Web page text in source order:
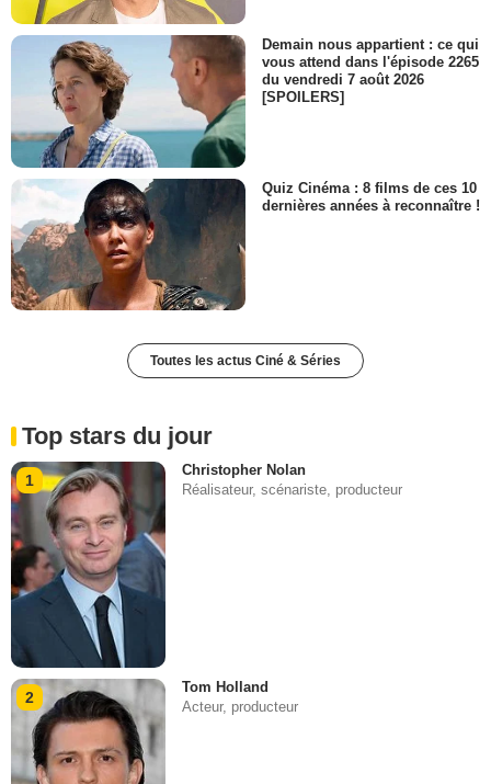
Demain nous appartient : ce qui
vous attend dans l'épisode 2265
du vendredi 7 août 2026
[SPOILERS]
Quiz Cinéma : 8 films de ces 10
dernières années à reconnaître !
Toutes les actus Ciné & Séries
Top stars du jour
1
Christopher Nolan
Réalisateur, scénariste, producteur
2
Tom Holland
Acteur, producteur